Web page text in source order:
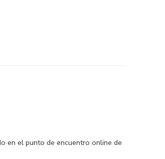
en el punto de encuentro online de